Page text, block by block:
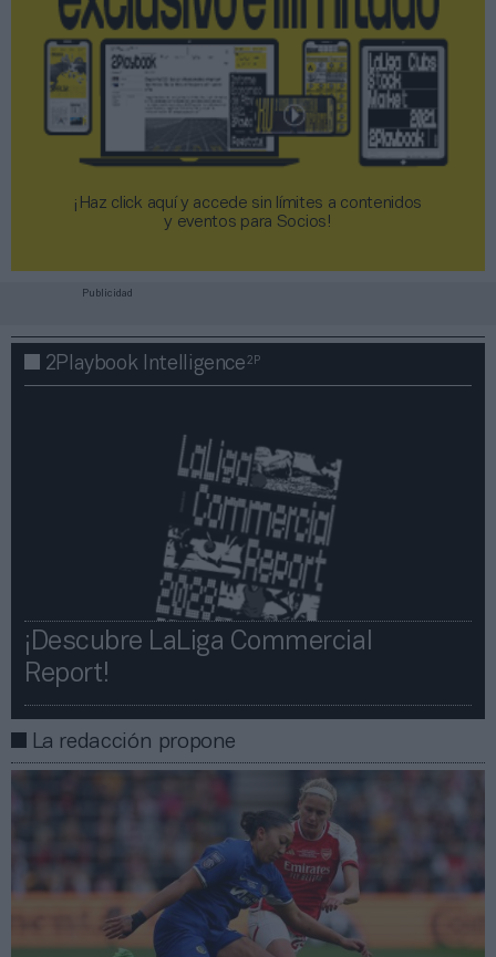
¡Haz click aquí y accede sin límites a contenidos
y eventos para Socios!​​​​​​​
Publicidad
2Playbook Intelligence2P
¡Descubre LaLiga Commercial
Report!​​
La redacción propone